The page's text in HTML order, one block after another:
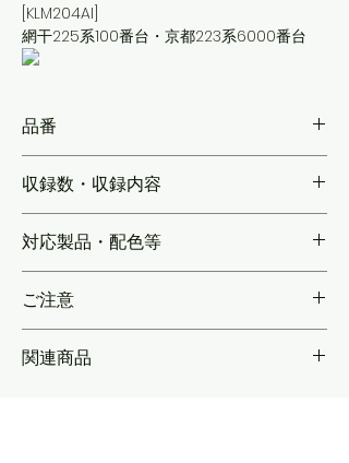
[KLM204AI]
網干225系100番台・京都223系6000番台
品番
収録数・収録内容
対応製品・配色等
ご注意
関連商品